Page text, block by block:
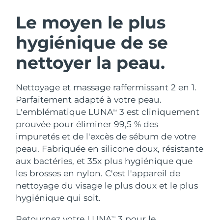
Le moyen le plus
hygiénique de se
nettoyer la peau.
Nettoyage et massage raffermissant 2 en 1.
Parfaitement adapté à votre peau.
L'emblématique LUNATM
3 est cliniquement
prouvée pour éliminer 99,5 % des
impuretés et de l'excès de sébum de votre
peau. Fabriquée en silicone doux, résistante
aux bactéries, et 35x plus hygiénique que
les brosses en nylon. C'est l'appareil de
nettoyage du visage le plus doux et le plus
hygiénique qui soit.
TM
Nettoyage du visage
Anti-aging massage
LUNA™ 4 Plus
Massage, LED heating
LUNA™ 4 Men
For men, anti-aging massage
Lifting
Microcurrent toning
BEAR™ 2 go
Microcurrent toning on-the-go
BEAR™ 2 eyes & lips
Microcurrent line smoothing device
Hydratation
UFO™ 3 coffret
Deep facial hydration
UFO™ 3 LED
Near-infrared and red light therapy
device
Soin bucco-dentaire
issa™ 4
Hybrid silicone sonic toothbrush
issa™ 4 plus
Smart hybrid silicone sonic toothbrush
FAQ™ TRAITEMENT ANTI-ÂGE
Anti-âge
NEW
Autriche Livraison estimée
Bahreïn Livraison estimée
Belgique Livraison estimée
Bermudes Livraison estimée8/17/26
Bosnie-Herzégovine Livraison estimée 8/14/26
Brunei Livraison estimée
Bulgarie Livraison estimée8/11/26
Canada Livraison estimée
Chili